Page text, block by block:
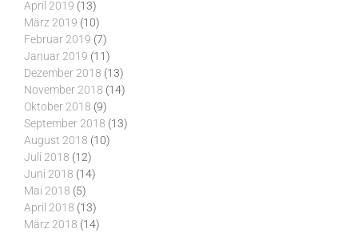
April 2019 (13)
März 2019 (10)
Februar 2019 (7)
Januar 2019 (11)
Dezember 2018 (13)
November 2018 (14)
Oktober 2018 (9)
September 2018 (13)
August 2018 (10)
Juli 2018 (12)
Juni 2018 (14)
Mai 2018 (5)
April 2018 (13)
März 2018 (14)